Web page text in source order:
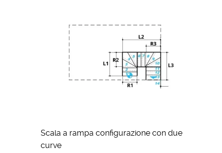
Scala a rampa configurazione con due
curve